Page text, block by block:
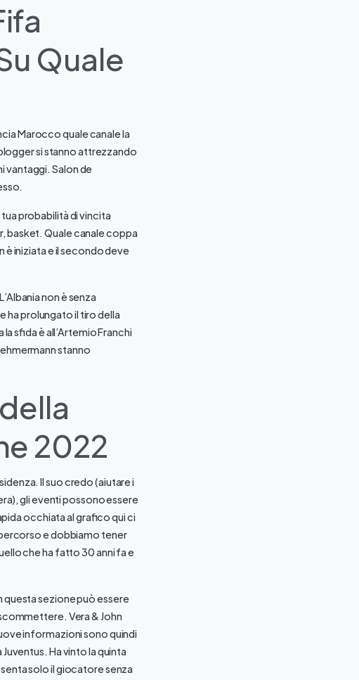
Quale
Marocco quale canale la
si stanno attrezzando
vantaggi. Salon de
probabilità di vincita
basket. Quale canale coppa
è iniziata e il secondo deve
non è senza
ha prolungato il tiro della
sfida è all’Artemio Franchi
stanno
2022
Il suo credo (aiutare i
gli eventi possono essere
occhiata al grafico qui ci
e dobbiamo tener
che ha fatto 30 anni fa e
sezione può essere
Vera & John
informazioni sono quindi
Ha vinto la quinta
solo il giocatore senza